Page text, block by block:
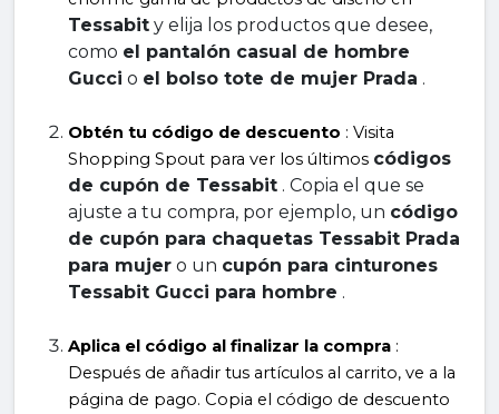
Tessabit y elija los productos que desee,
como el pantalón casual de hombre
Gucci o el bolso tote de mujer Prada .
Obtén tu código de descuento : Visita
Shopping Spout para ver los últimos códigos
de cupón de Tessabit . Copia el que se
ajuste a tu compra, por ejemplo, un código
de cupón para chaquetas Tessabit Prada
para mujer o un cupón para cinturones
Tessabit Gucci para hombre .
Aplica el código al finalizar la compra :
Después de añadir tus artículos al carrito, ve a la
página de pago. Copia el código de descuento